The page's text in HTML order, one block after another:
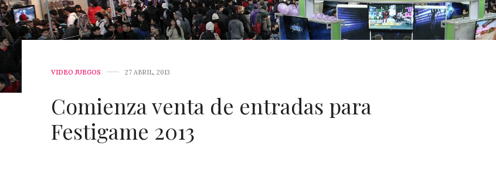
VIDEO JUEGOS 27 ABRIL, 2013
Comienza venta de entradas para
Festigame 2013